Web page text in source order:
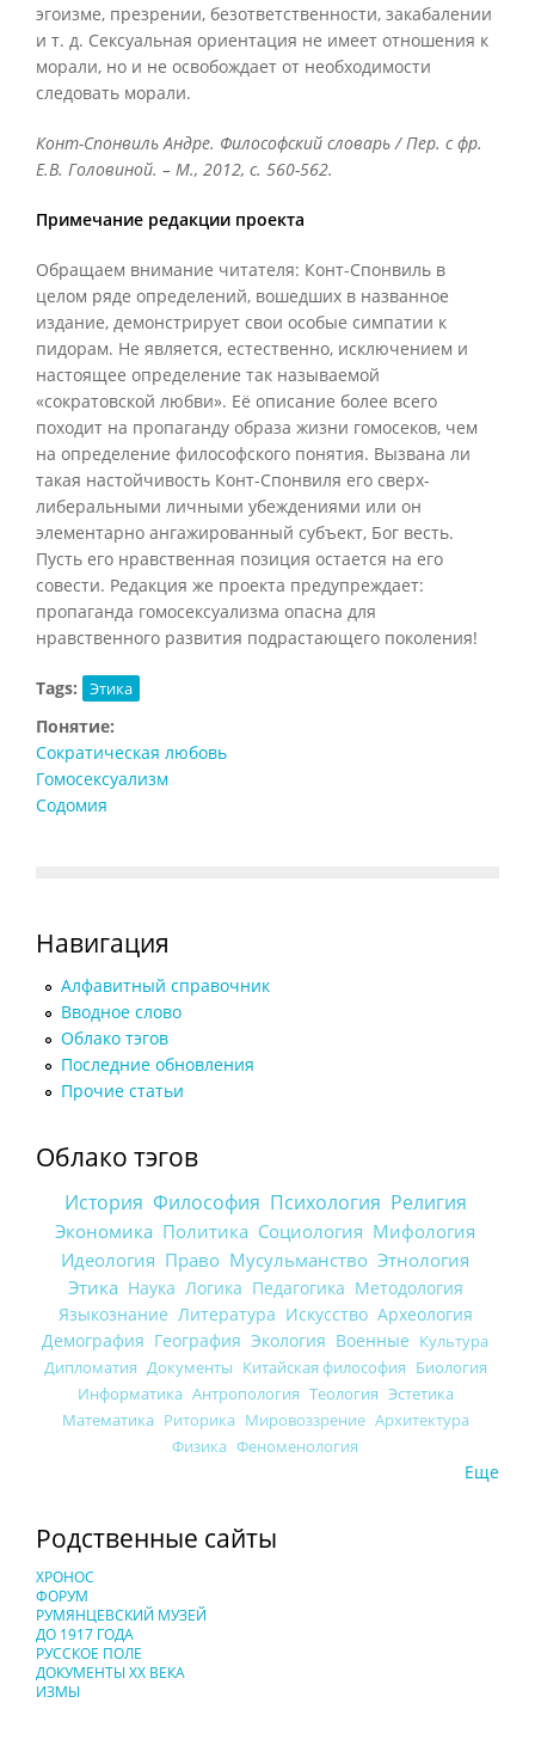
эгоизме, презрении, безответственности, закабалении
и т. д. Сексуальная ориентация не имеет отношения к
морали, но и не освобождает от необходимости
следовать морали.
Конт-Спонвиль Андре. Философский словарь / Пер. с фр.
Е.В. Головиной. – М., 2012, с. 560-562.
Примечание редакции проекта
Обращаем внимание читателя: Конт-Спонвиль в
целом ряде определений, вошедших в названное
издание, демонстрирует свои особые симпатии к
пидорам. Не является, естественно, исключением и
настоящее определение так называемой
«сократовской любви». Её описание более всего
походит на пропаганду образа жизни гомосеков, чем
на определение философского понятия. Вызвана ли
такая настойчивость Конт-Спонвиля его сверх-
либеральными личными убеждениями или он
элементарно ангажированный субъект, Бог весть.
Пусть его нравственная позиция остается на его
совести. Редакция же проекта предупреждает:
пропаганда гомосексуализма опасна для
нравственного развития подрастающего поколения!
Tags: Этика
Понятие:
Сократическая любовь
Гомосексуализм
Содомия
Навигация
Алфавитный справочник
Вводное слово
Облако тэгов
Последние обновления
Прочие статьи
Облако тэгов
История Философия Психология Религия
Экономика Политика Социология Мифология
Идеология Право Мусульманство Этнология
Этика Наука Логика Педагогика Методология
Языкознание Литература Искусство Археология
Демография География Экология Военные Культура
Дипломатия Документы Китайская философия Биология
Информатика Антропология Теология Эстетика
Математика Риторика Мировоззрение Архитектура
Физика Феноменология
Еще
Родственные сайты
ХРОНОС
ФОРУМ
РУМЯНЦЕВСКИЙ МУЗЕЙ
ДО 1917 ГОДА
РУССКОЕ ПОЛЕ
ДОКУМЕНТЫ XX ВЕКА
ИЗМЫ